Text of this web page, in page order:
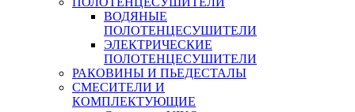
ВОДЯНЫЕ
ПОЛОТЕНЦЕСУШИТЕЛИ
ЭЛЕКТРИЧЕСКИЕ
ПОЛОТЕНЦЕСУШИТЕЛИ
РАКОВИНЫ И ПЬЕДЕСТАЛЫ
СМЕСИТЕЛИ И
КОМПЛЕКТУЮЩИЕ